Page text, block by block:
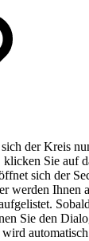
der Kreis
Sie auf
sich der
werden Ihnen
Sie den
automatisch